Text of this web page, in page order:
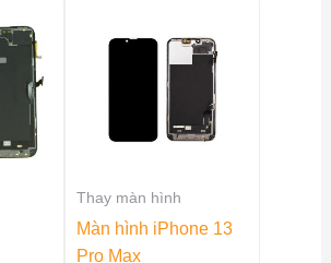
Thay màn hình
Màn hình iPhone 13
Pro Max